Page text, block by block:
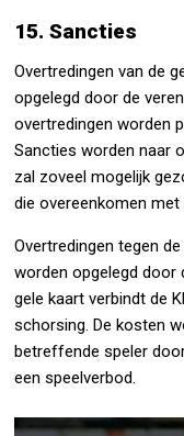
15. Sancties
Overtredingen van de
opgelegd door de
overtredingen worden
Sancties worden naar
zal zoveel mogelijk
die overeenkomen
Overtredingen tegen
worden opgelegd door
gele kaart verbindt de
schorsing. De kosten
betreffende speler
een speelverbod.